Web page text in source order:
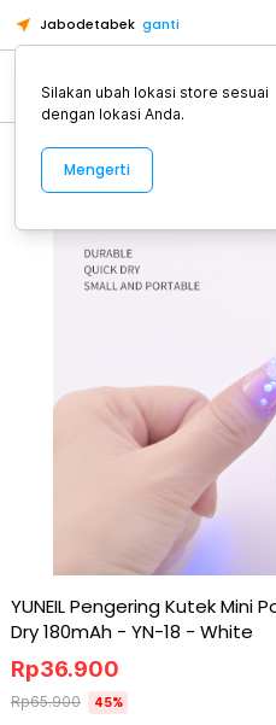
Jabodetabek ganti
Alat Kopi
YUNEIL Pengering Kutek Mini
Dry 180mAh - YN-18 - White
Rp36.900
Rp65.900 45%
Silakan ubah lokasi store sesuai
dengan lokasi Anda.
Mengerti